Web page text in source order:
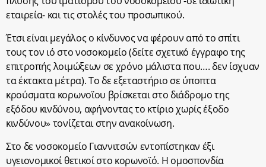
εταιρεία- και τις στολές του προσωπικού.
Έτσι είναι μεγάλος ο κίνδυνος να φέρουν από το σπίτι
τους τον ιό στο νοσοκομείο (δείτε σχετικό έγγραφο της
επιτροπής λοιμώξεων σε χρόνο μάλιστα που…. δεν ίσχυαν
τα έκτακτα μέτρα). Το δε εξεταστήριο σε ύποπτα
κρούσματα κορωνοϊου βρίσκεται στο διάδρομο της
εξόδου κινδύνου, αφήνοντας το κτίριο χωρίς έξοδο
κινδύνου» τονίζεται στην ανακοίνωση.
Στο δε νοσοκομείο Γιαννιτσών εντοπίστηκαν έξι
υγειονομικοί θετικοί στο κορωνοϊό. Η ομοσπονδία